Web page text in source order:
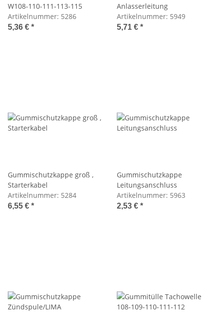
W108-110-111-113-115
Artikelnummer: 5286
5,36 € *
Anlasserleitung
Artikelnummer: 5949
5,71 € *
Gummischutzkappe groß ,
Starterkabel
Artikelnummer: 5284
6,55 € *
Gummischutzkappe
Leitungsanschluss
Artikelnummer: 5963
2,53 € *